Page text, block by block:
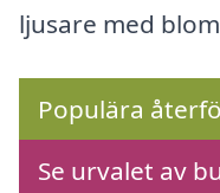
ljusare med
Populära
Se urvalet av